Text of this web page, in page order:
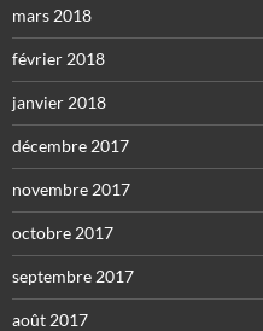
mars 2018
février 2018
janvier 2018
décembre 2017
novembre 2017
octobre 2017
septembre 2017
août 2017